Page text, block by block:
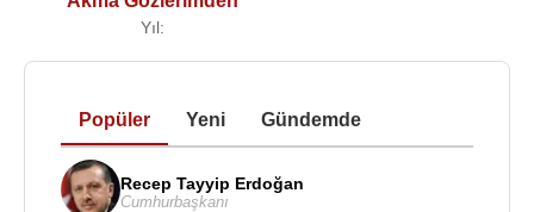
Yıl:
Popüler Yeni Gündemde
Recep Tayyip Erdoğan
Cumhurbaşkanı